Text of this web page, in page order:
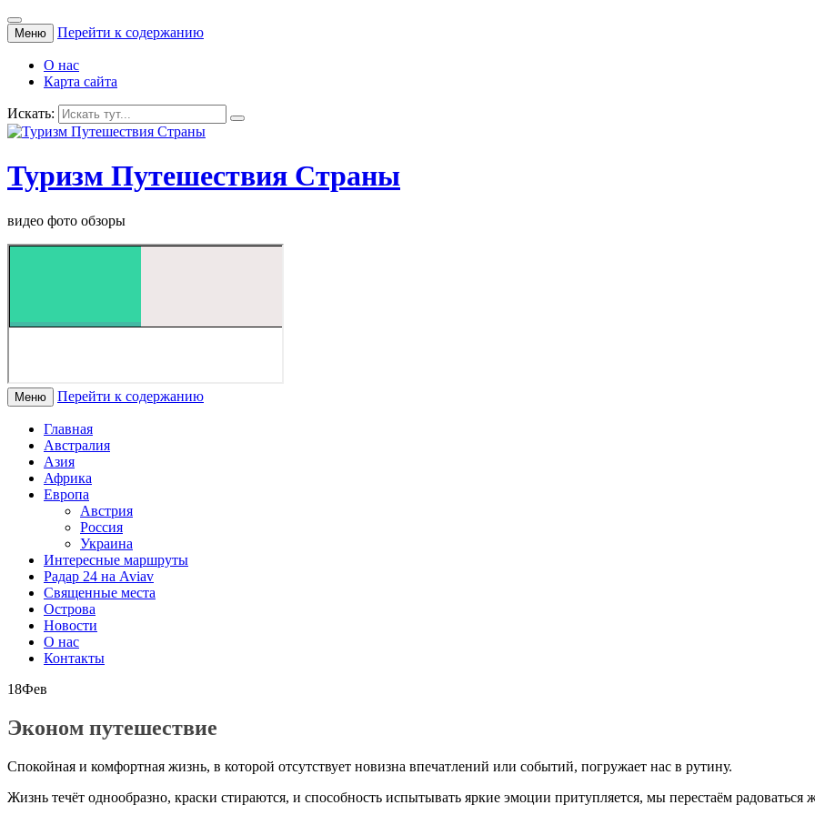
Меню Перейти к содержанию
О нас
Карта сайта
Искать:
Туризм Путешествия Страны
видео фото обзоры
Меню Перейти к содержанию
Главная
Австралия
Азия
Африка
Европа
Австрия
Россия
Украина
Интересные маршруты
Радар 24 на Aviav
Священные места
Острова
Новости
О нас
Контакты
18Фев
Эконом путешествие
Спокойная и комфортная жизнь, в которой отсутствует новизна впечатлений или событий, погружает нас в рутину.
Жизнь течёт однообразно, краски стираются, и способность испытывать яркие эмоции притупляется, мы перестаём радоваться